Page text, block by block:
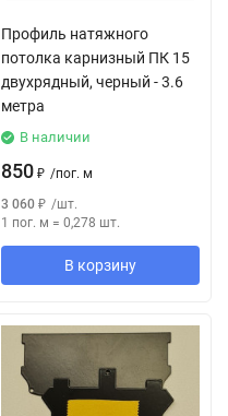
Профиль натяжного
потолка карнизный ПК 15
двухрядный, черный - 3.6
метра
В наличии
850 ₽ /пог. м
3 060 ₽ /шт.
1 пог. м = 0,278 шт.
В корзину